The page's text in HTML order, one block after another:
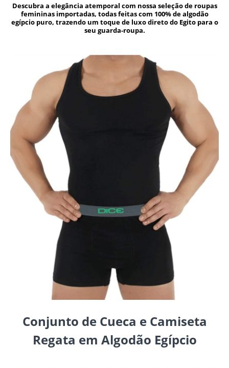
Descubra a elegância atemporal com nossa seleção de roupas
femininas importadas, todas feitas com 100% de algodão
egípcio puro, trazendo um toque de luxo direto do Egito para o
seu guarda-roupa.
Conjunto de Cueca e Camiseta
Regata em Algodão Egípcio